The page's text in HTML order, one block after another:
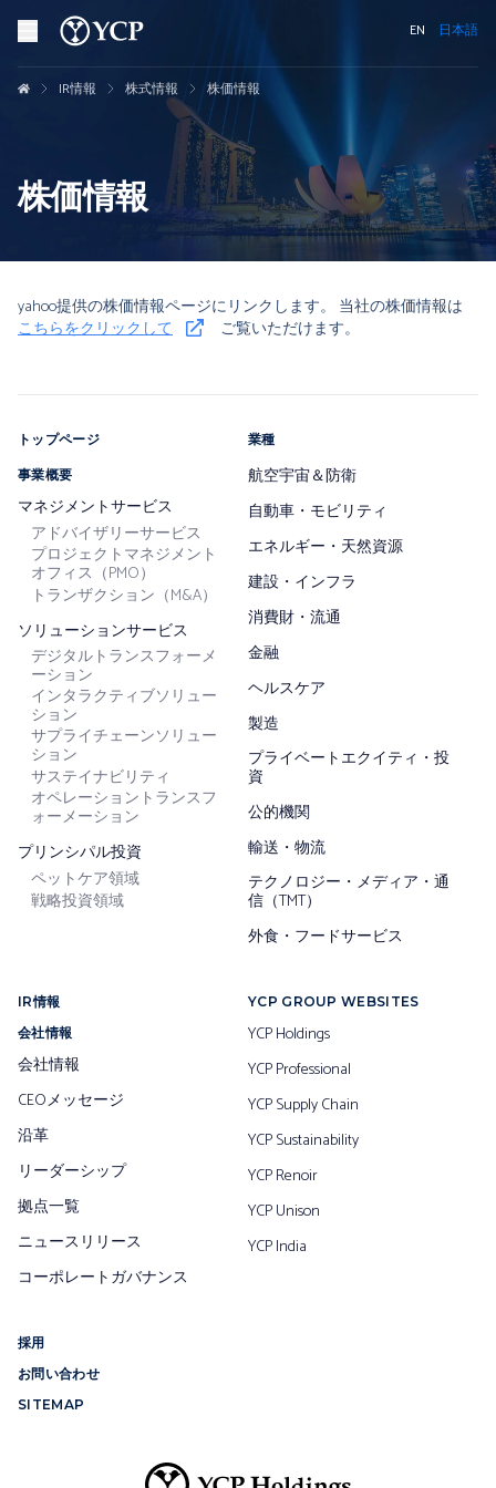
EN 日本語
IR情報 株式情報 株価情報
株価情報
yahoo提供の株価情報ページにリンクします。 当社の株価情報は
こちらをクリックして
ご覧いただけます。
トップページ
事業概要
マネジメントサービス
アドバイザリーサービス
プロジェクトマネジメント
オフィス（PMO）
トランザクション（M&A）
ソリューションサービス
デジタルトランスフォーメ
ーション
インタラクティブソリュー
ション
サプライチェーンソリュー
ション
サステイナビリティ
オペレーショントランスフ
ォーメーション
プリンシパル投資
ペットケア領域
戦略投資領域
業種
航空宇宙＆防衛
自動車・モビリティ
エネルギー・天然資源
建設・インフラ
消費財・流通
金融
ヘルスケア
製造
プライベートエクイティ・投
資
公的機関
輸送・物流
テクノロジー・メディア・通
信（TMT）
外食・フードサービス
IR情報
会社情報
会社情報
CEOメッセージ
沿革
リーダーシップ
拠点一覧
ニュースリリース
コーポレートガバナンス
採用
お問い合わせ
SITEMAP
YCP GROUP WEBSITES
YCP Holdings
YCP Professional
YCP Supply Chain
YCP Sustainability
YCP Renoir
YCP Unison
YCP India